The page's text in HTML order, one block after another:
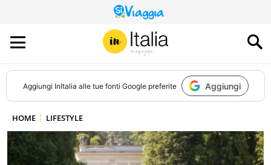
QUESTO
SITO
CONTRIBUISCE
ALL’AUDIENCE
DI
Aggiungi InItalia alle tue fonti Google preferite Aggiungi
HOME LIFESTYLE